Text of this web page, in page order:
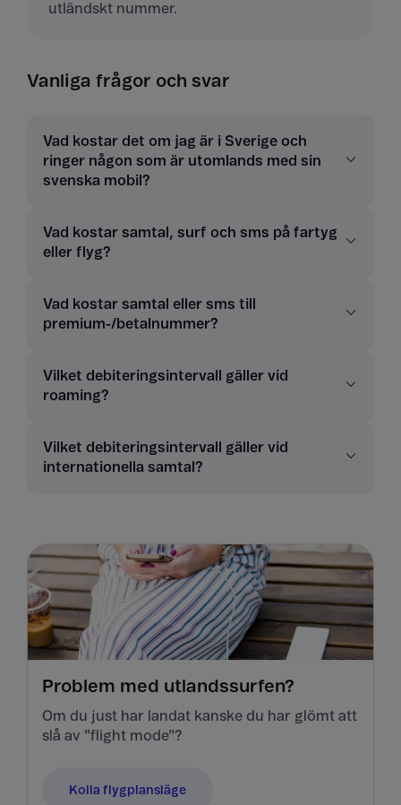
utländskt nummer.
Vanliga frågor och svar
Vad kostar det om jag är i Sverige och
ringer någon som är utomlands med sin
svenska mobil?
Vad kostar samtal, surf och sms på fartyg
eller flyg?
Vad kostar samtal eller sms till
premium-/betalnummer?
Vilket debiteringsintervall gäller vid
roaming?
Vilket debiteringsintervall gäller vid
internationella samtal?
Problem med utlandssurfen?
Om du just har landat kanske du har glömt att
slå av "flight mode"?
Kolla flygplansläge